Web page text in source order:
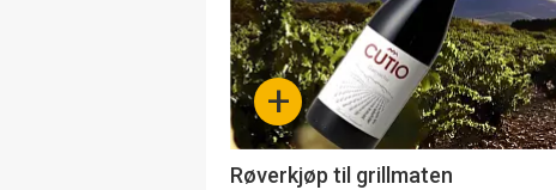
nå
-
4 +
Røverkjøp til grillmaten